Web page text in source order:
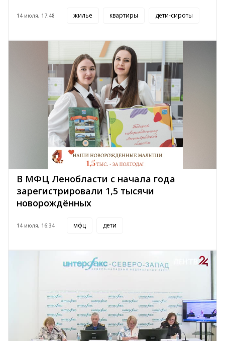
14 июля, 17:48 жилье квартиры дети-сироты
В МФЦ Ленобласти с начала года
зарегистрировали 1,5 тысячи
новорождённых
14 июля, 16:34 мфц дети